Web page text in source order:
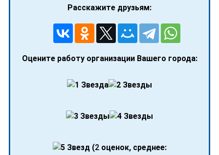
Расскажите друзьям:
Оцените работу организации Вашего города:
(2оценок, среднее: